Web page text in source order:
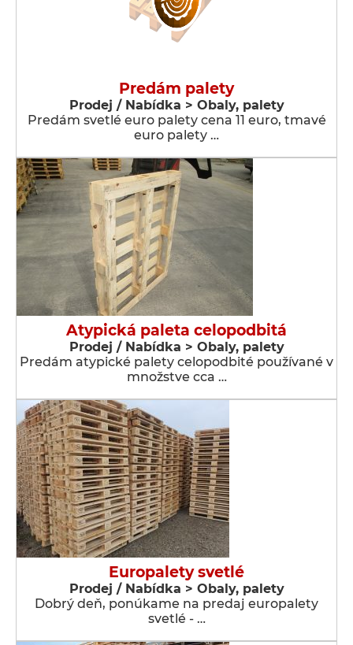
Predám palety
Prodej / Nabídka > Obaly, palety
Predám svetlé euro palety cena 11 euro, tmavé
euro palety …
Atypická paleta celopodbitá
Prodej / Nabídka > Obaly, palety
Predám atypické palety celopodbité používané v
množstve cca …
Europalety svetlé
Prodej / Nabídka > Obaly, palety
Dobrý deň, ponúkame na predaj europalety
svetlé - …